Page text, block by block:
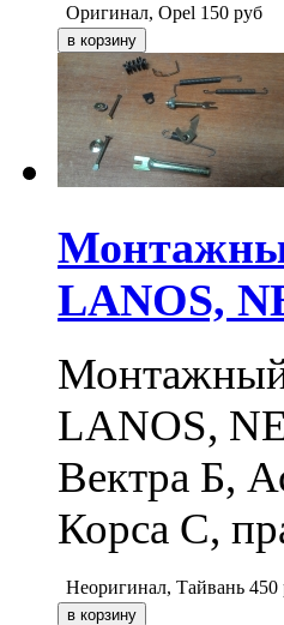
Оригинал, Opel 150 руб
LANOS,
Монтажный
LANOS,
Вектра Б,
Корса С,
Неоригинал, Тайвань 450